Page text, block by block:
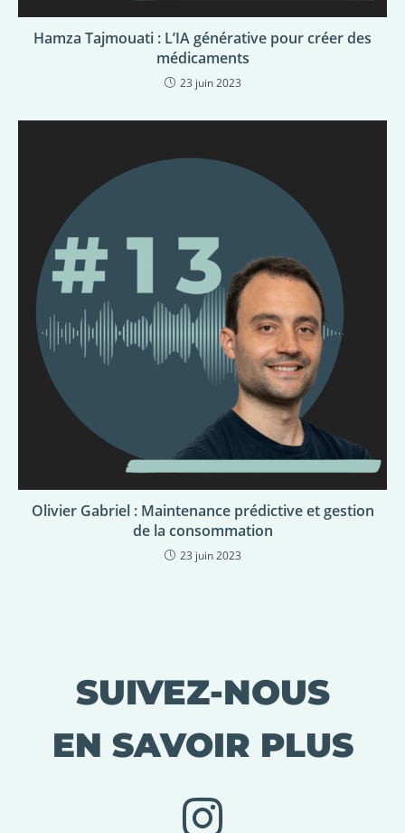
Hamza Tajmouati : L’IA générative pour créer des
médicaments
23 juin 2023
Olivier Gabriel : Maintenance prédictive et gestion
de la consommation
23 juin 2023
SUIVEZ-NOUS
EN SAVOIR PLUS